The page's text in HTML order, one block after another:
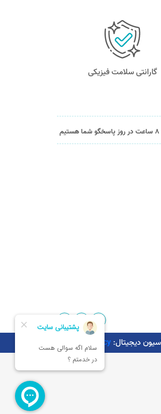
گارانتی سلامت فیزیکی
Kaman.agency